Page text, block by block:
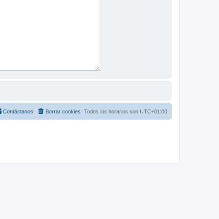
Todos los horarios son UTC+01:00
Borrar cookies
Contáctanos